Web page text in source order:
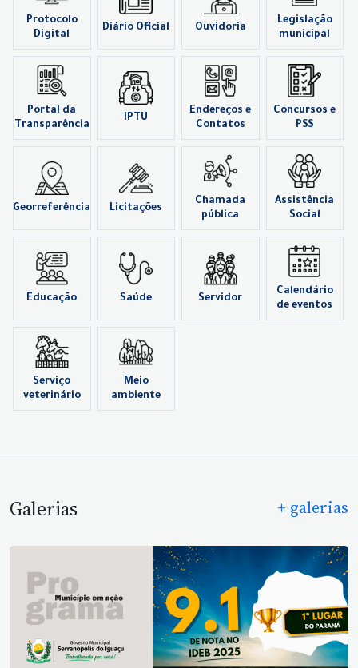
Protocolo
Digital
Diário Oficial Ouvidoria
Legislação
municipal
Portal da
Transparência
IPTU
Endereços e
Contatos
Concursos e
PSS
Georreferência Licitações
Chamada
pública
Assistência
Social
Educação Saúde Servidor
Calendário
de eventos
Serviço
veterinário
Meio
ambiente
Galerias + galerias